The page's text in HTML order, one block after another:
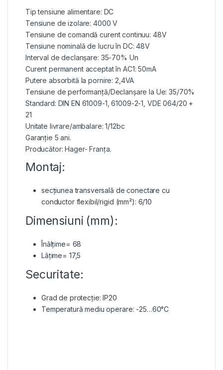
Tip tensiune alimentare: DC
Tensiune de izolare: 4000 V
Tensiune de comandă curent continuu: 48V
Tensiune nominală de lucru în DC: 48V
Interval de declanșare: 35-70% Un
Curent permanent acceptat în AC1: 50mA
Putere absorbită la pornire: 2,4VA
Tensiune de performanță/Declanșare la Ue: 35/70%
Standard: DIN EN 61009-1, 61009-2-1, VDE 064/20 +
21
Unitate livrare/ambalare: 1/12bc
Garanție 5 ani.
Producător: Hager- Franța.
Montaj:
secțiunea transversală de conectare cu
conductor flexibil/rigid (mm²): 6/10
Dimensiuni (mm):
Înălțime= 68
Lățime= 17,5
Securitate:
Grad de protecție: IP20
Temperatură mediu operare: -25…60°C